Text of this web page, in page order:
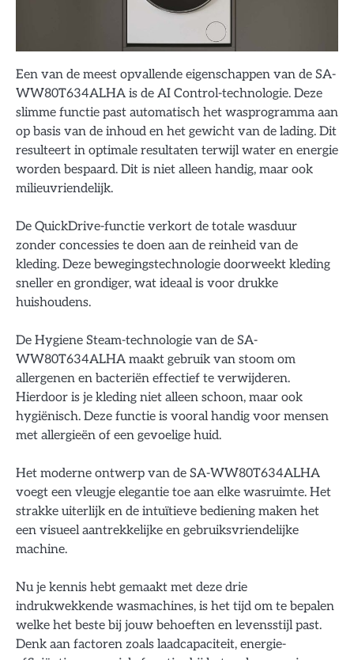
Een van de meest opvallende eigenschappen van de SA-
WW80T634ALHA is de AI Control-technologie. Deze
slimme functie past automatisch het wasprogramma aan
op basis van de inhoud en het gewicht van de lading. Dit
resulteert in optimale resultaten terwijl water en energie
worden bespaard. Dit is niet alleen handig, maar ook
milieuvriendelijk.
De QuickDrive-functie verkort de totale wasduur
zonder concessies te doen aan de reinheid van de
kleding. Deze bewegingstechnologie doorweekt kleding
sneller en grondiger, wat ideaal is voor drukke
huishoudens.
De Hygiene Steam-technologie van de SA-
WW80T634ALHA maakt gebruik van stoom om
allergenen en bacteriën effectief te verwijderen.
Hierdoor is je kleding niet alleen schoon, maar ook
hygiënisch. Deze functie is vooral handig voor mensen
met allergieën of een gevoelige huid.
Het moderne ontwerp van de SA-WW80T634ALHA
voegt een vleugje elegantie toe aan elke wasruimte. Het
strakke uiterlijk en de intuïtieve bediening maken het
een visueel aantrekkelijke en gebruiksvriendelijke
machine.
Nu je kennis hebt gemaakt met deze drie
indrukwekkende wasmachines, is het tijd om te bepalen
welke het beste bij jouw behoeften en levensstijl past.
Denk aan factoren zoals laadcapaciteit, energie-